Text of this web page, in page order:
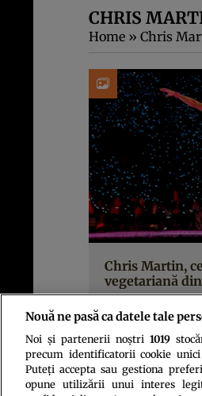
CHRIS
Home » Chris
Chris Martin,
vegetariană
Nouă ne pasă ca datele tale
Noi și partenerii noștri 1019
precum identificatorii cookie
Puteți accepta sau gestiona
opune utilizării unui interes